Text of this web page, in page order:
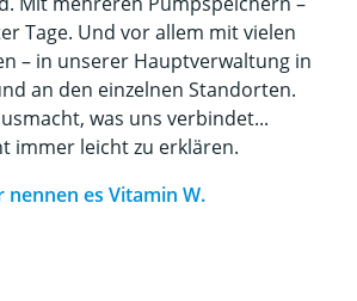
Tage. Und vor allem mit vielen
– in unserer Hauptverwaltung in
an den einzelnen Standorten.
was uns verbindet...
immer leicht zu erklären.
nennen es Vitamin W.